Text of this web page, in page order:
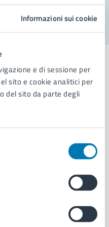
Informazioni sui cookie
e di sessione per
sito e cookie analitici per
del sito da parte degli